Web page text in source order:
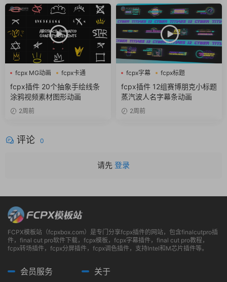
fcpx MG动画
fcpx卡通
fcpx图形动画
fcpx插件 20个抽象手绘线条
涂鸦视频素材图形动画
2周前
fcpx字幕
fcpx标题
fcpx片头
fcpx插件 12组赛博朋克小标题
蒸汽波人名字幕条动画
2周前
评论 0
请先 登录
FCPX模板站（fcpxbox.com）是专门分享fcpx插件的网站，包含finalcutpro插
件，final cut pro软件下载，fcpx模板，fcpx字幕插件，final cut pro教程，
fcpx转场插件，fcpx分屏插件，fcpx调色插件，支持Intel和M芯片插件等。
会员服务 关于